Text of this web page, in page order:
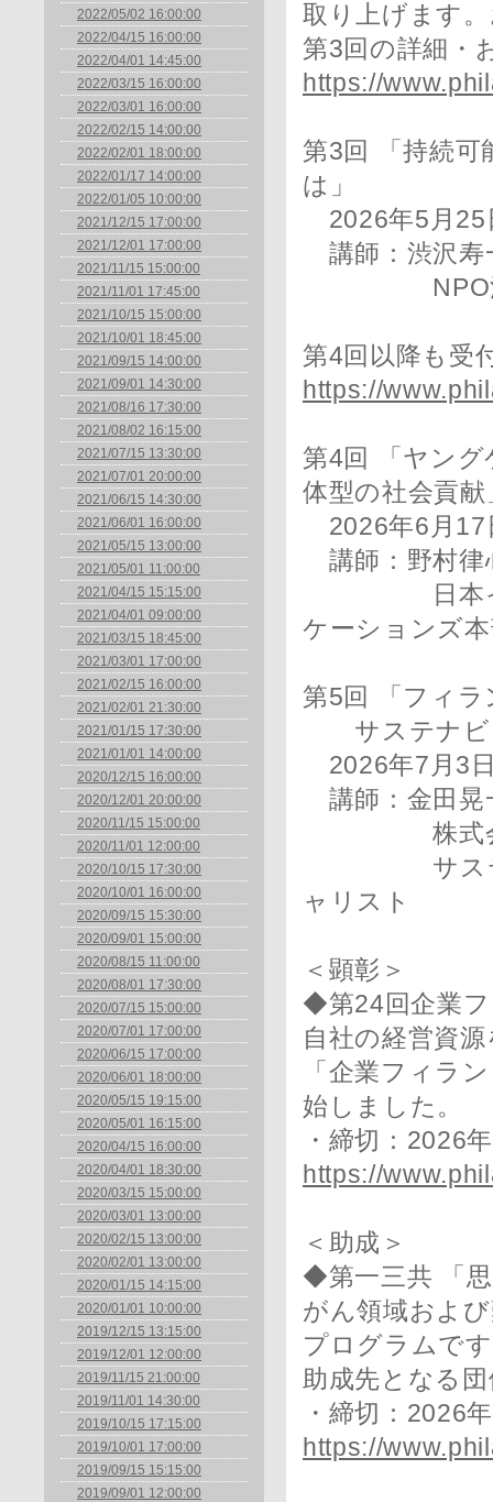
2022/05/02 16:00:00
2022/04/15 16:00:00
2022/04/01 14:45:00
2022/03/15 16:00:00
2022/03/01 16:00:00
2022/02/15 14:00:00
2022/02/01 18:00:00
2022/01/17 14:00:00
2022/01/05 10:00:00
2021/12/15 17:00:00
2021/12/01 17:00:00
2021/11/15 15:00:00
2021/11/01 17:45:00
2021/10/15 15:00:00
2021/10/01 18:45:00
2021/09/15 14:00:00
2021/09/01 14:30:00
2021/08/16 17:30:00
2021/08/02 16:15:00
2021/07/15 13:30:00
2021/07/01 20:00:00
2021/06/15 14:30:00
2021/06/01 16:00:00
2021/05/15 13:00:00
2021/05/01 11:00:00
2021/04/15 15:15:00
2021/04/01 09:00:00
2021/03/15 18:45:00
2021/03/01 17:00:00
2021/02/15 16:00:00
2021/02/01 21:30:00
2021/01/15 17:30:00
2021/01/01 14:00:00
2020/12/15 16:00:00
2020/12/01 20:00:00
2020/11/15 15:00:00
2020/11/01 12:00:00
2020/10/15 17:30:00
2020/10/01 16:00:00
2020/09/15 15:30:00
2020/09/01 15:00:00
2020/08/15 11:00:00
2020/08/01 17:30:00
2020/07/15 15:00:00
2020/07/01 17:00:00
2020/06/15 17:00:00
2020/06/01 18:00:00
2020/05/15 19:15:00
2020/05/01 16:15:00
2020/04/15 16:00:00
2020/04/01 18:30:00
2020/03/15 15:00:00
2020/03/01 13:00:00
2020/02/15 13:00:00
2020/02/01 13:00:00
2020/01/15 14:15:00
2020/01/01 10:00:00
2019/12/15 13:15:00
2019/12/01 12:00:00
2019/11/15 21:00:00
2019/11/01 14:30:00
2019/10/15 17:15:00
2019/10/01 17:00:00
2019/09/15 15:15:00
2019/09/01 12:00:00
取り上げます
第3回の詳細・
https://
第3回 「持続
は」
2026年5月25
講師：渋沢寿
NPO法人
第4回以降も受
https://
第4回 「ヤン
体型の社会貢献
2026年6月17
講師：野村律
日本イーラ
ケーションズ
第5回 「フィ
サステナビ
2026年7月3
講師：金田晃
株式会社
サステナビ
ャリスト
＜顕彰＞
◆第24回企業
自社の経営資
「企業フィラ
始しました。
・締切：2026
https://
＜助成＞
◆第一三共 「
がん領域およ
プログラムで
助成先となる
・締切：2026
https://